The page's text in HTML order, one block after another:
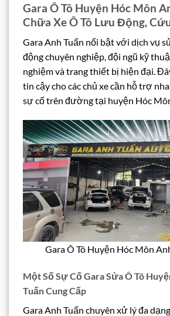
Gara Ô Tô Huyện Hóc Môn
Chữa Xe Ô Tô Lưu Động,
Gara Anh Tuấn nổi bật với dịch vụ
động chuyên nghiệp, đội ngũ kỹ
nghiệm và trang thiết bị hiện đại.
tin cậy cho các chủ xe cần hỗ trợ
sự cố trên đường tại huyện Hóc
Gara Ô Tô Huyện Hóc Môn
Một Số Sự Cố Gara Sửa Ô Tô
Tuấn Cung Cấp
Gara Anh Tuấn chuyên xử lý đa